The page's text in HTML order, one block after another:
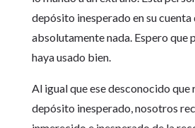
depósito inesperado en su cuenta
absolutamente nada. Espero que
haya usado bien.
Al igual que ese desconocido que
depósito inesperado, nosotros